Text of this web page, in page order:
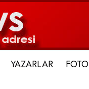
YAZARLAR FOTO